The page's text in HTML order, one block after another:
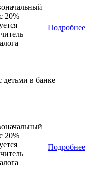
20%
Подробнее
детьми в банке
20%
Подробнее